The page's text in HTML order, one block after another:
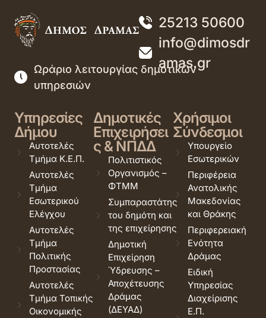
25213 50600
info@dimosdr
amas.gr
Ωράριο λειτουργίας δημοτικών
υπηρεσιών
Υπηρεσίες
Δήμου
Αυτοτελές
Τμήμα Κ.Ε.Π.
Αυτοτελές
Τμήμα
Εσωτερικού
Ελέγχου
Αυτοτελές
Τμήμα
Πολιτικής
Προστασίας
Αυτοτελές
Τμήμα Τοπικής
Οικονομικής
Δημοτικές
Επιχειρήσει
ς & ΝΠΔΔ
Πολιτιστικός
Οργανισμός –
ΦΤΜΜ
Συμπαραστάτης
του δημότη και
της επιχείρησης
Δημοτική
Επιχείρηση
Ύδρευσης –
Αποχέτευσης
Δράμας
(ΔΕΥΑΔ)
Χρήσιμοι
Σύνδεσμοι
Υπουργείο
Εσωτερικών
Περιφέρεια
Ανατολικής
Μακεδονίας
και Θράκης
Περιφερειακή
Ενότητα
Δράμας
Ειδική
Υπηρεσίας
Διαχείρισης
Ε.Π.